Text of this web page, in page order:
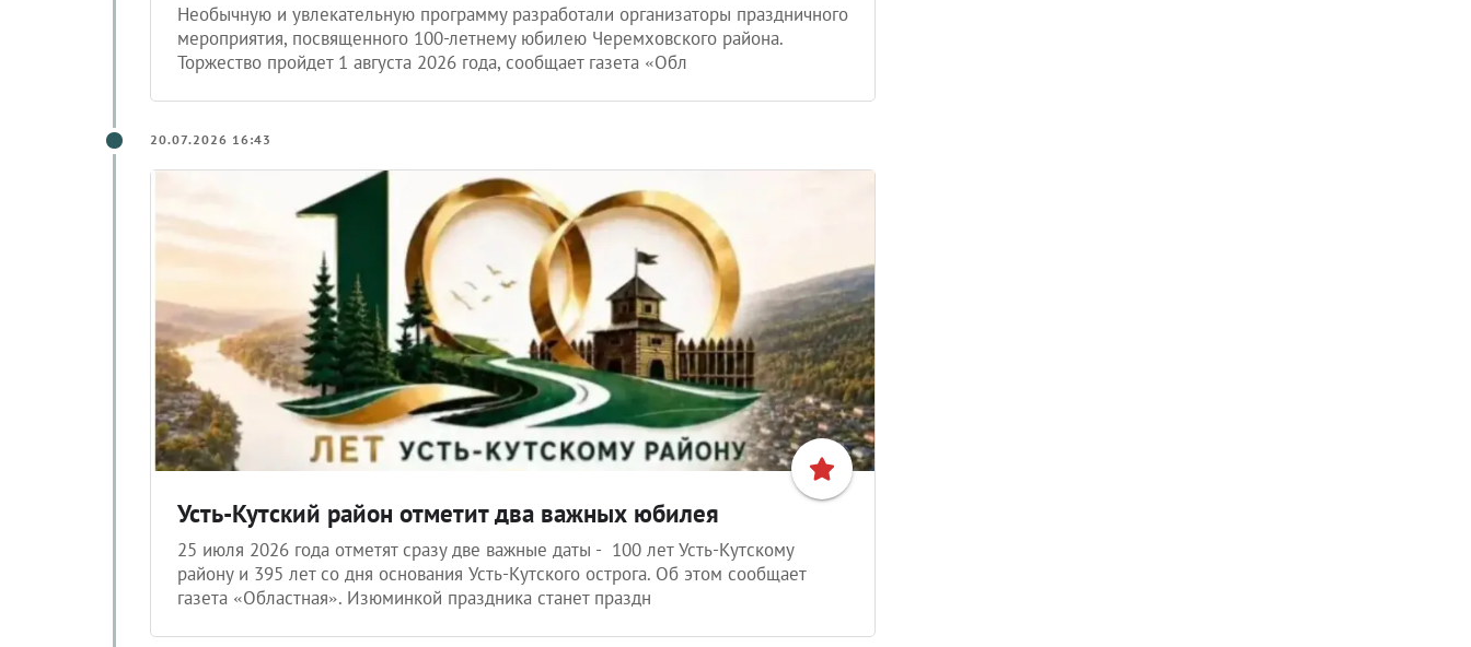
Необычную и увлекательную программу разработали организаторы праздничного
мероприятия, посвященного 100-летнему юбилею Черемховского района.
Торжество пройдет 1 августа 2026 года, сообщает газета «Обл
20.07.2026 16:43
Усть-Кутский район отметит два важных юбилея
25 июля 2026 года отметят сразу две важные даты - 100 лет Усть-Кутскому
району и 395 лет со дня основания Усть-Кутского острога. Об этом сообщает
газета «Областная». Изюминкой праздника станет праздн